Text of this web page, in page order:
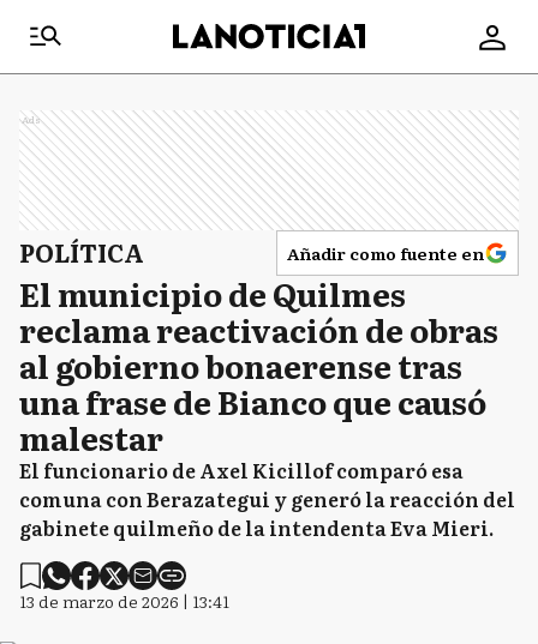
Ads
POLÍTICA Añadir como fuente en
El municipio de Quilmes
reclama reactivación de obras
al gobierno bonaerense tras
una frase de Bianco que causó
malestar
El funcionario de Axel Kicillof comparó esa
comuna con Berazategui y generó la reacción del
gabinete quilmeño de la intendenta Eva Mieri.
13 de marzo de 2026 | 13:41